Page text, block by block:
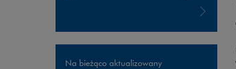
Na bieżąco aktualizowany